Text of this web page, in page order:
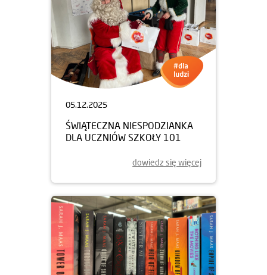
05.12.2025
ŚWIĄTECZNA NIESPODZIANKA
DLA UCZNIÓW SZKOŁY 101
dowiedz się więcej